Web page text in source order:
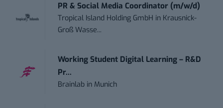
PR & Social Media Coordinator (m/w/d)
Tropical Island Holding GmbH in Krausnick-
Groß Wasse...
Working Student Digital Learning – R&D
Pr...
Brainlab in Munich